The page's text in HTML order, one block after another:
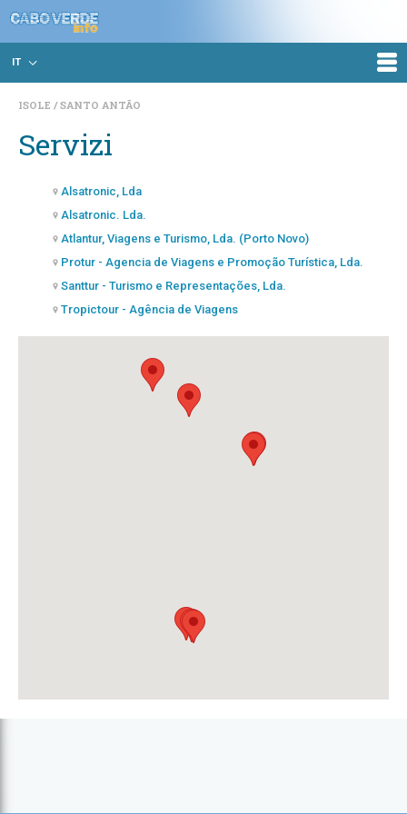
IT
ISOLE SANTO ANTÃO
Servizi
Alsatronic, Lda
Alsatronic. Lda.
Atlantur, Viagens e Turismo, Lda. (Porto Novo)
Protur - Agencia de Viagens e Promoção Turística, Lda.
Santtur - Turismo e Representações, Lda.
Tropictour - Agência de Viagens
VIP Tours Cabo Verde - Sociedade Unipessoal, Lda.